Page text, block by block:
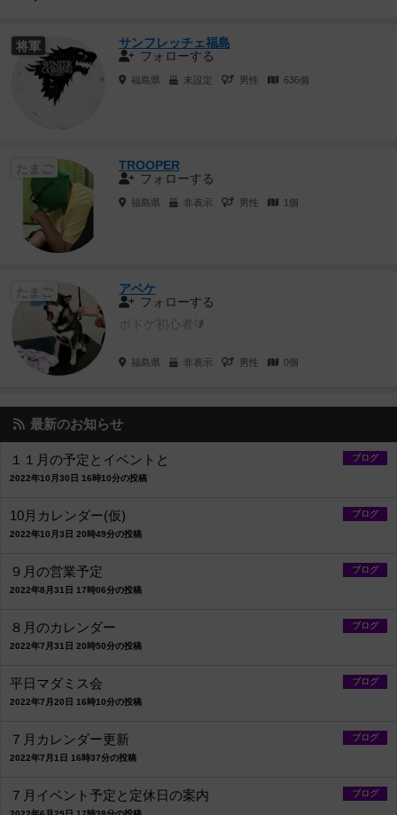
将軍
サンフレッチェ福島
フォローする
福島県 未設定 男性 636個
たまご
TROOPER
フォローする
福島県 非表示 男性 1個
たまご
アベケ
フォローする
ボドゲ初心者🔰
福島県 非表示 男性 0個
最新のお知らせ
ブログ
１１月の予定とイベントと
2022年10月30日 16時10分の投稿
ブログ
10月カレンダー(仮)
2022年10月3日 20時49分の投稿
ブログ
９月の営業予定
2022年8月31日 17時06分の投稿
ブログ
８月のカレンダー
2022年7月31日 20時50分の投稿
ブログ
平日マダミス会
2022年7月20日 16時10分の投稿
ブログ
７月カレンダー更新
2022年7月1日 16時37分の投稿
ブログ
７月イベント予定と定休日の案内